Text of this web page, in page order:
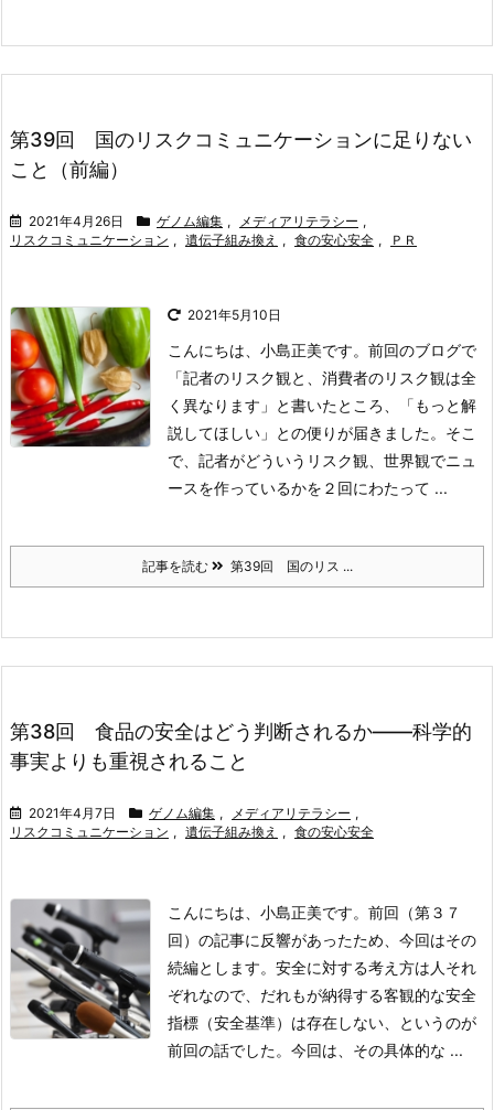
第39回 国のリスクコミュニケーションに足りない
こと（前編）
2021年4月26日 ゲノム編集 , メディアリテラシー ,
リスクコミュニケーション , 遺伝子組み換え , 食の安心安全 , ＰＲ
2021年5月10日
こんにちは、小島正美です。前回のブログで
「記者のリスク観と、消費者のリスク観は全
く異なります」と書いたところ、「もっと解
説してほしい」との便りが届きました。そこ
で、記者がどういうリスク観、世界観でニュ
ースを作っているかを２回にわたって ...
記事を読む 第39回 国のリス ...
第38回 食品の安全はどう判断されるか――科学的
事実よりも重視されること
2021年4月7日 ゲノム編集 , メディアリテラシー ,
リスクコミュニケーション , 遺伝子組み換え , 食の安心安全
こんにちは、小島正美です。前回（第３７
回）の記事に反響があったため、今回はその
続編とします。安全に対する考え方は人それ
ぞれなので、だれもが納得する客観的な安全
指標（安全基準）は存在しない、というのが
前回の話でした。今回は、その具体的な ...